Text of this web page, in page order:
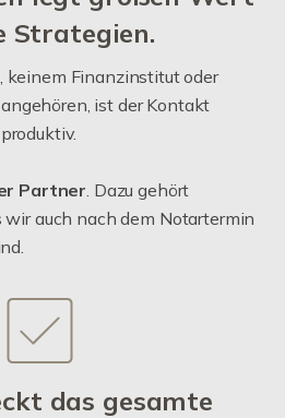
Strategien.
keinem Finanzinstitut oder
ist der Kontakt
Partner. Dazu gehört
auch nach dem Notartermin
das gesamte